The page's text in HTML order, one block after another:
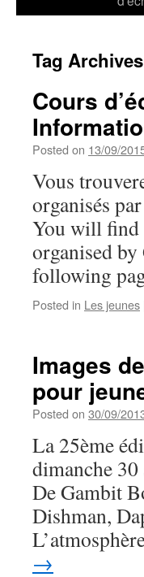
Tag
Cours
Posted on 13/09/
Vous
organisés
You will find
organised
following
Posted in Les jeunes
Images
pour
Posted on 30/09/
La 25ème
dimanche
De Gambit
Dishman,
→